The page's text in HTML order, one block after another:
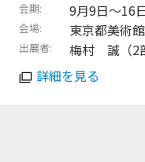
会期 9月9日〜16
会場 東京都美術館
出展者
梅村 誠（2
詳細を見る